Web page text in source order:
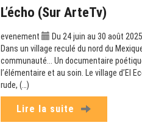
L’écho (sur ArteTv)
evenement
Du 24 juin au 30 août 2025
Dans un village reculé du nord du
communauté... Un documentaire
l’élémentaire et au soin. Le village d’El
rude, (…)
Lire la suite